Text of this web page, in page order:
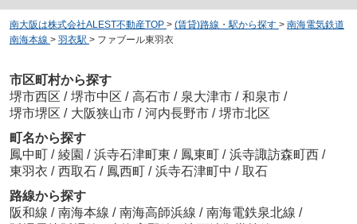
南大阪は株式会社ALEST不動産TOP > (賃貸)路線・駅から探す > 南海電気鉄道
南海本線 > 羽衣駅 > ファブール東羽衣
市区町村から探す
堺市西区 / 堺市中区 / 高石市 / 泉大津市 / 和泉市 /
堺市堺区 / 大阪狭山市 / 河内長野市 / 堺市北区
町名から探す
鳳中町 / 綾園 / 浜寺石津町東 / 鳳東町 / 浜寺諏訪森町西 /
東羽衣 / 西取石 / 鳳西町 / 浜寺石津町中 / 取石
路線から探す
阪和線 / 南海本線 / 南海高師浜線 / 南海電鉄泉北線 /